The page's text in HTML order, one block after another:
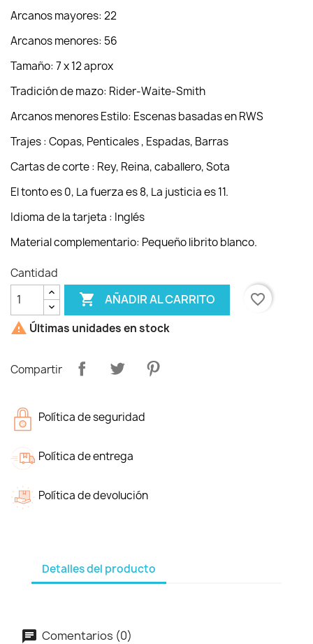
Arcanos mayores: 22
Arcanos menores: 56
Tamaño: 7 x 12 aprox
Tradición de mazo: Rider-Waite-Smith
Arcanos menores Estilo: Escenas basadas en RWS
Trajes : Copas, Penticales , Espadas, Barras
Cartas de corte : Rey, Reina, caballero, Sota
El tonto es 0, La fuerza es 8, La justicia es 11.
Idioma de la tarjeta : Inglés
Material complementario: Pequeño librito blanco.
Cantidad
 AÑADIR AL CARRITO
favorite_border
 Últimas unidades en stock
Compartir
Política de seguridad
Política de entrega
Política de devolución
Detalles del producto
Comentarios (0)